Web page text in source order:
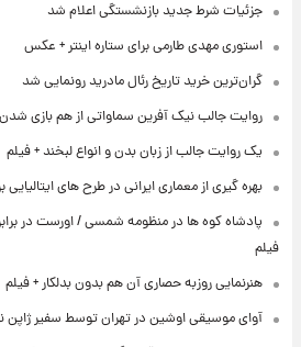
جزئیات شرط جدید بازنشستگی اعلام شد
استوری مهدی طارمی برای ستاره اینتر + عکس
گران‌ترین خرید تاریخ رئال مادرید رونمایی شد
روایت جالب نیک آفرین سماواتی از هم بازی شدن
یک روایت جالب از زبان بدن و انواع لبخند + فیلم
بهره گیری از معماری ایرانی در طرح های ایتالیایی
پادشاه کوه ها در منظومه شمسی / اورست در
فیلم
هنرنمایی روزبه حصاری آن هم بدون بدلکار + فیلم
آوای موسیقی اوشین در تهران توسط سفیر ژاپن